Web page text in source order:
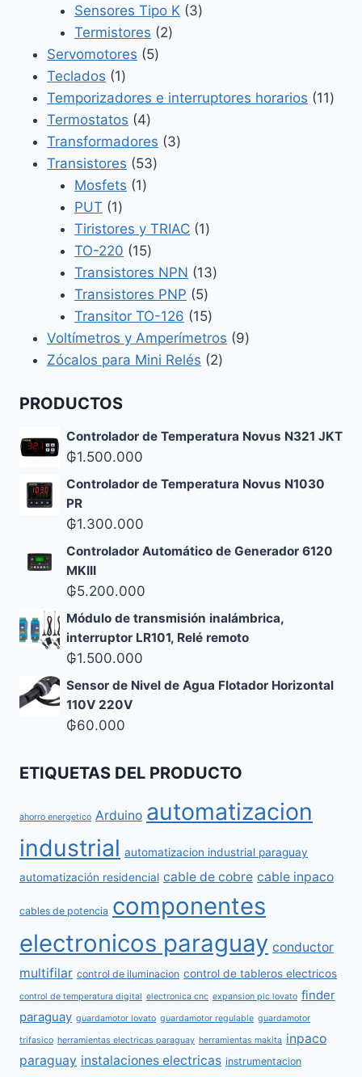
productos
Sensores Tipo K 33
Termistores 22
Servomotores 55
Teclados 11
producto
Temporizadores e interruptores horarios 1111
Termostatos 44
productos
Transformadores 33
Transistores 5353
Mosfets 11
PUT 11
producto
Tiristores y TRIAC 11
TO-220 1515
productos
Transistores NPN 1313
Transistores PNP 55
productos
Transitor TO-126 1515
productos
Voltímetros y Amperímetros 99
Zócalos para Mini Relés 22
PRODUCTOS
Controlador de Temperatura Novus N321 JKT
₲1.500.000
Controlador de Temperatura Novus N1030
PR
₲1.300.000
Controlador Automático de Generador 6120
MKIII
₲5.200.000
Módulo de transmisión inalámbrica,
interruptor LR101, Relé remoto
₲1.500.000
Sensor de Nivel de Agua Flotador Horizontal
110V 220V
₲60.000
ETIQUETAS DEL PRODUCTO
ahorro energetico Arduino automatizacion
industrial automatizacion industrial paraguay
automatización residencial cable de cobre cable inpaco
cables de potencia componentes
electronicos paraguay conductor
multifilar control de iluminacion control de tableros electricos
control de temperatura digital electronica cnc expansion plc lovato finder
paraguay guardamotor lovato guardamotor regulable guardamotor
trifasico herramientas electricas paraguay herramientas makita inpaco
paraguay instalaciones electricas instrumentacion